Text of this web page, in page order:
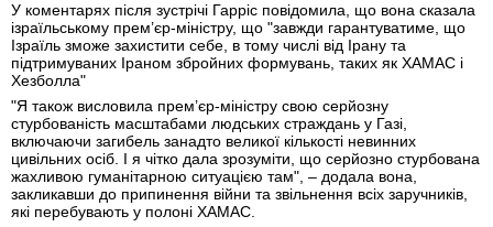
У коментарях після зустрічі Гарріс повідомила, що вона сказала
ізраїльському прем’єр-міністру, що "завжди гарантуватиме, що
Ізраїль зможе захистити себе, в тому числі від Ірану та
підтримуваних Іраном збройних формувань, таких як ХАМАС і
Хезболла"
"Я також висловила прем’єр-міністру свою серйозну
стурбованість масштабами людських страждань у Газі,
включаючи загибель занадто великої кількості невинних
цивільних осіб. І я чітко дала зрозуміти, що серйозно стурбована
жахливою гуманітарною ситуацією там", – додала вона,
закликавши до припинення війни та звільнення всіх заручників,
які перебувають у полоні ХАМАС.